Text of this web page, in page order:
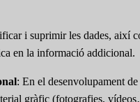
i suprimir les dades, així
en la informació addicional.
: En el desenvolupament
gràfic (fotografies,